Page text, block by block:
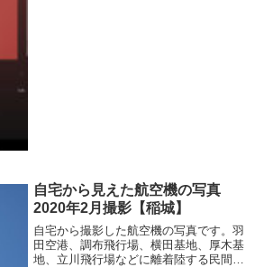
自宅から見えた航空機の写真
2020年2月撮影【稲城】
自宅から撮影した航空機の写真です。羽
田空港、調布飛行場、横田基地、厚木基
地、立川飛行場などに離着陸する民間航